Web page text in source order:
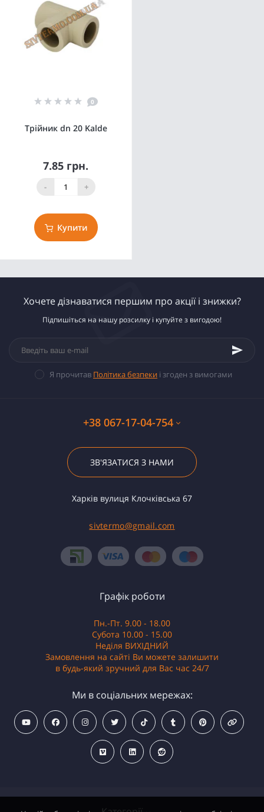
0
Трійник dn 20 Kalde
7.85 грн.
- +
Купити
Хочете дізнаватися першим про акції і знижки?
Підпишіться на нашу розсилку і купуйте з вигодою!
Я прочитав Політика безпеки і згоден з вимогами
+38 067-17-04-754
ЗВ'ЯЗАТИСЯ З НАМИ
Харків вулиця Клочківська 67
sivtermo@gmail.com
Графік роботи
Пн.-Пт. 9.00 - 18.00
Субота 10.00 - 15.00
Неділя ВИХІДНИЙ
Замовлення на сайті Ви можете залишити
в будь-який зручний для Вас час 24/7
Ми в соціальних мережах: